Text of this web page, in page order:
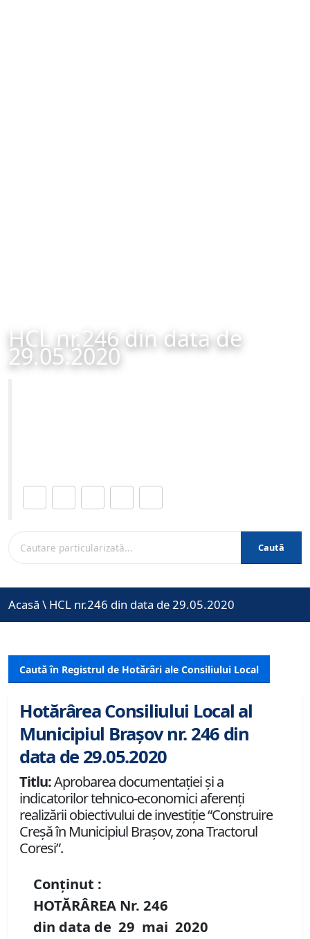
HCL nr.246 din data de
29.05.2020
Caută
Acasă \ HCL nr.246 din data de 29.05.2020
Caută în Registrul de Hotărâri ale Consiliului Local
Hotărârea Consiliului Local al
Municipiul Brașov nr. 246 din
data de 29.05.2020
Titlu:Aprobarea documentației și a
indicatorilor tehnico-economici aferenți
realizării obiectivului de investiție “Construire
Creșă în Municipiul Brașov, zona Tractorul
Coresi”.
Conținut :
HOTĂRÂREA Nr. 246
din data de 29 mai 2020